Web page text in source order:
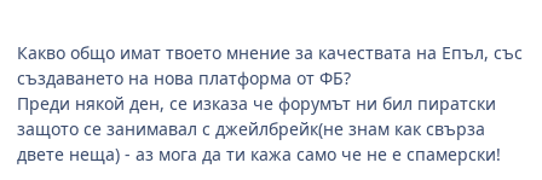
Какво общо имат твоето мнение за качествата на Епъл, със
създаването на нова платформа от ФБ?
Преди някой ден, се изказа че форумът ни бил пиратски
защото се занимавал с джейлбрейк(не знам как свърза
двете неща) - аз мога да ти кажа само че не е спамерски!